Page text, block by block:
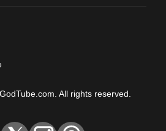
All rights reserved.